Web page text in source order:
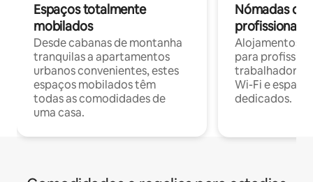
Espaços totalmente
mobilados
Desde cabanas de montanha
tranquilas a apartamentos
urbanos convenientes, estes
espaços mobilados têm
todas as comodidades de
uma casa.
Nómadas
profissionais
Alojamentos
para
trabalhadores
Wi-Fi e
dedicados.